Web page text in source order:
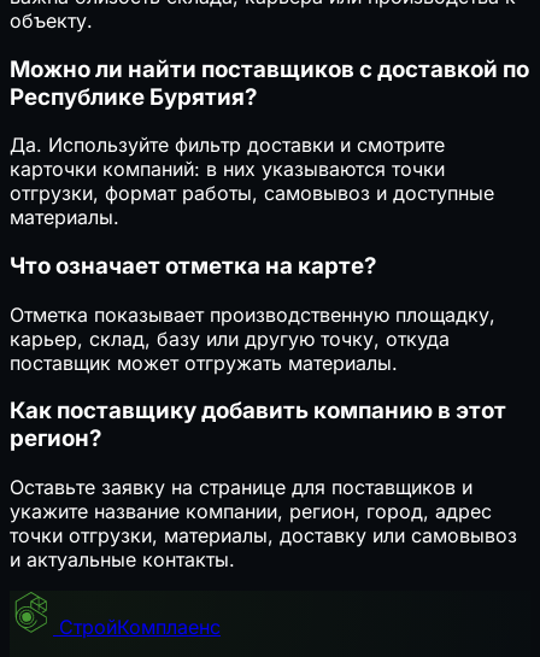
объекту.
Можно ли найти поставщиков с доставкой по
Республике Бурятия?
Да. Используйте фильтр доставки и смотрите
карточки компаний: в них указываются точки
отгрузки, формат работы, самовывоз и доступные
материалы.
Что означает отметка на карте?
Отметка показывает производственную площадку,
карьер, склад, базу или другую точку, откуда
поставщик может отгружать материалы.
Как поставщику добавить компанию в этот
регион?
Оставьте заявку на странице для поставщиков и
укажите название компании, регион, город, адрес
точки отгрузки, материалы, доставку или самовывоз
и актуальные контакты.
СтройКомплаенс